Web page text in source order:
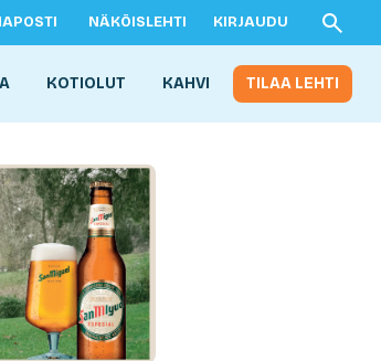
NÄKÖISLEHTI KIRJAUDU
KOTIOLUT KAHVI TILAA LEHTI